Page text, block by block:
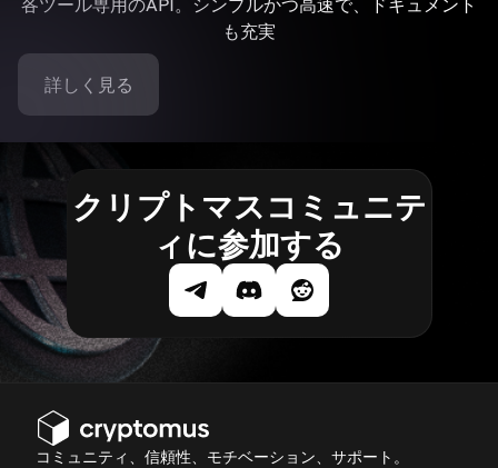
各ツール専用のAPI。シンプルかつ高速で、ドキュメント
も充実
詳しく見る
クリプトマスコミュニテ
ィに参加する
コミュニティ、信頼性、モチベーション、サポート。